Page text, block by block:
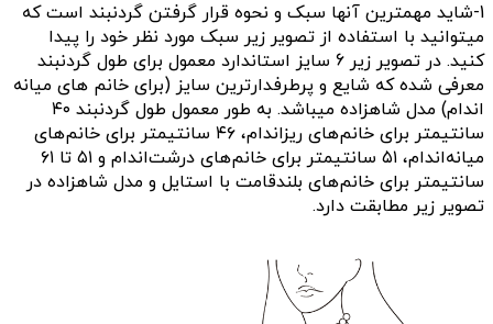
1-شاید مهمترین آنها سبک و نحوه قرار گرفتن گردنبند است که
میتوانید با استفاده از تصویر زیر سبک مورد نظر خود را پیدا
کنید. در تصویر زیر 6 سایز استاندارد معمول برای طول گردنبند
معرفی شده که شایع و پرطرفدارترین سایز (برای خانم های میانه
اندام) مدل شاهزاده میباشد. به طور معمول
طول گردنبند ۴۰
سانتیمتر برای خانم‌های ریزاندام، ۴۶ سانتیمتر برای خانم‌های
میانه‌اندام، ۵۱ سانتیمتر برای خانم‌های درشت‌اندام و ۵۱ تا ۶۱
سانتیمتر برای خانم‌های بلندقامت با استایل و مدل شاهزاده در
تصویر زیر مطابقت دارد.